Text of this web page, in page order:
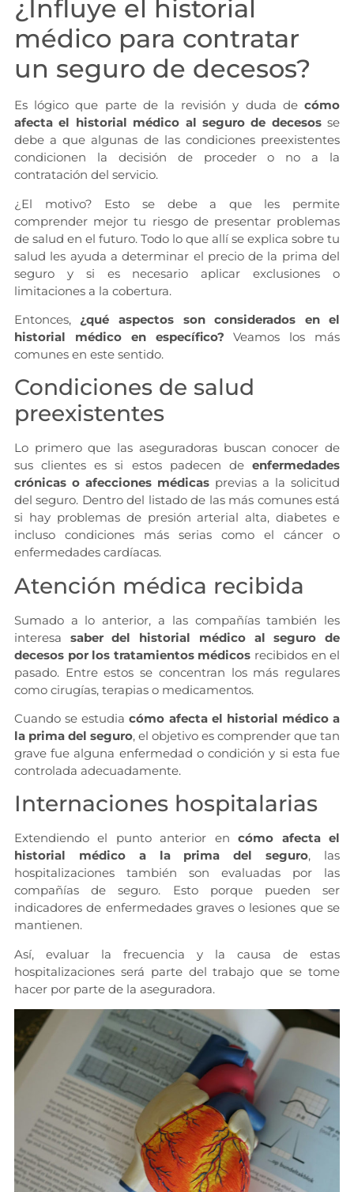
¿Influye el historial
médico para contratar
un seguro de decesos?
Es lógico que parte de la revisión y duda decómo
afecta el historial médico al seguro de decesosse
debe a que algunas de las condiciones preexistentes
condicionen la decisión de proceder o no a la
contratación del servicio.
¿El motivo? Esto se debe a que les permite
comprender mejor tu riesgo de presentar problemas
de salud en el futuro. Todo lo que allí se explica sobre tu
salud les ayuda a determinar el precio de la prima del
seguro y si es necesario aplicar exclusiones o
limitaciones a la cobertura.
Entonces,¿qué aspectos son considerados en el
historial médico en específico? Veamos los más
comunes en este sentido.
Condiciones de salud
preexistentes
Lo primero que las aseguradoras buscan conocer de
sus clientes es si estos padecen deenfermedades
crónicas o afecciones médicas previas a la solicitud
del seguro. Dentro del listado de las más comunes está
si hay problemas de presión arterial alta, diabetes e
incluso condiciones más serias como el cáncer o
enfermedades cardíacas.
Atención médica recibida
Sumado a lo anterior, a las compañías también les
interesa saber del historial médico al seguro de
decesos por los tratamientos médicos recibidos en el
pasado. Entre estos se concentran los más regulares
como cirugías, terapias o medicamentos.
Cuando se estudia cómo afecta el historial médico a
la prima del seguro, el objetivo es comprender que tan
grave fue alguna enfermedad o condición y si esta fue
controlada adecuadamente.
Internaciones hospitalarias
Extendiendo el punto anterior encómo afecta el
historial médico a la prima del seguro, las
hospitalizaciones también son evaluadas por las
compañías de seguro. Esto porque pueden ser
indicadores de enfermedades graves o lesiones que se
mantienen.
Así, evaluar la frecuencia y la causa de estas
hospitalizaciones será parte del trabajo que se tome
hacer por parte de la aseguradora.